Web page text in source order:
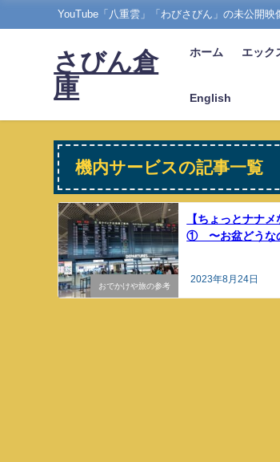
YouTube「八重雲」「わびさびん」の未公開映
さびん倉
庫
ホーム エック
English
機内サービスの記事一覧
おでかけや旅の参考
【ちょっとナナ
① 〜お盆どうな
2023年8月24日